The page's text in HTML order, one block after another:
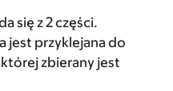
się z 2 części.
jest przyklejana do
zbierany jest